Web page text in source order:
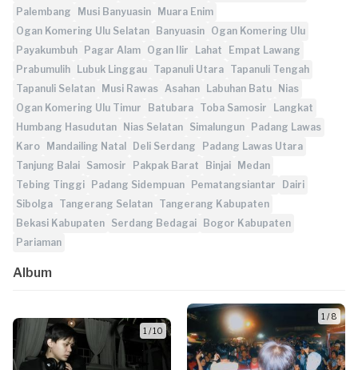
Palembang
Musi Banyuasin
Muara Enim
Ogan Komering Ulu Selatan
Banyuasin Ogan Komering Ulu
Payakumbuh
Pagar Alam Ogan Ilir Lahat
Empat Lawang
Prabumulih
Lubuk Linggau Tapanuli Utara Tapanuli Tengah
Tapanuli Selatan
Musi Rawas Asahan Labuhan Batu
Nias
Ogan Komering Ulu Timur
Batubara Toba Samosir
Langkat
Humbang Hasudutan
Nias Selatan Simalungun
Padang Lawas
Karo
Mandailing Natal Deli Serdang
Padang Lawas Utara
Tanjung Balai Samosir Pakpak Barat Binjai
Medan
Tebing Tinggi
Padang Sidempuan Pematangsiantar
Dairi
Sibolga Tangerang Selatan Tangerang Kabupaten
Bekasi Kabupaten Serdang Bedagai
Bogor Kabupaten
Pariaman
Album
1 / 10
1 / 8